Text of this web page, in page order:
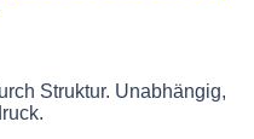
Struktur. Unabhängig,